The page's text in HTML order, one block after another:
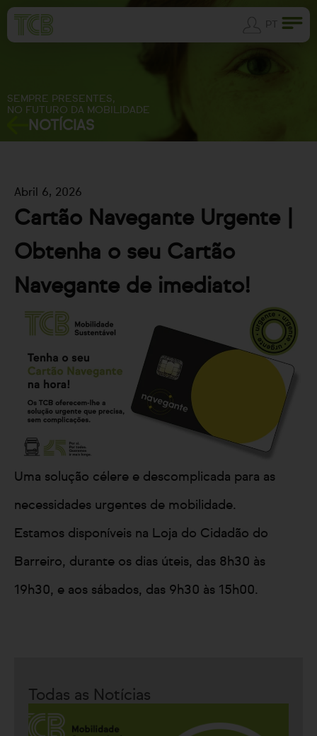
PT
SEMPRE PRESENTES,
NO FUTURO DA MOBILIDADE
NOTÍCIAS
Abril 6, 2026
Cartão Navegante Urgente |
Obtenha o seu Cartão
Navegante de imediato!
Uma solução célere e descomplicada para as
necessidades urgentes de mobilidade.
Estamos disponíveis na Loja do Cidadão do
Barreiro, durante os dias úteis, das 8h30 às
19h30, e aos sábados, das 9h30 às 15h00.
Todas as Notícias